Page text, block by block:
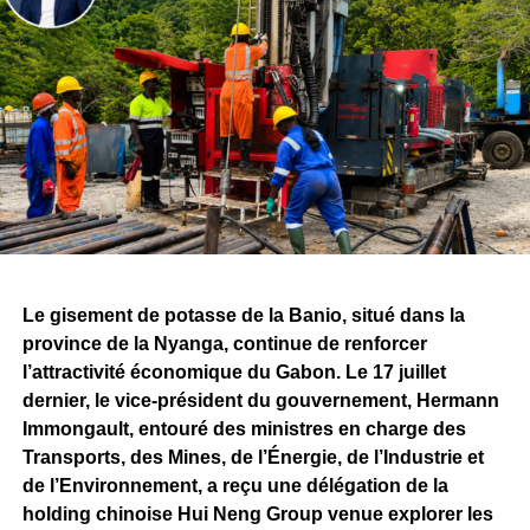
en avant par l’entreprise. Plus de700 Gabonaises et
Gabonais sont aujourd’hui directement impliqués
dans le projet, témoignant de la volonté affichée
d’associer les compétences nationales au
développement de Belinga.
Ces réalisations s’inscrivent dans la continuité de la
convention minière signée entre l’État gabonais et
Fortescue, qui prévoit, à terme, des investissements de
milliers d’emplois directs et indirects.
Si les attentes demeurent importantes autour du
lancement effectif de l’exploitation minière, le bilan
présenté par Fortescue rappelle qu’avant de devenir une
mine, Belinga se construit progressivement. Les
investissements consentis, les infrastructures déployées
et les travaux techniques engagés constituent autant
Le gisement de potasse de la Banio, situé dans la
province de la Nyanga, continue de renforcer
l’attractivité économique du Gabon. Le 17 juillet
dernier, le vice-président du gouvernement, Hermann
Immongault, entouré des ministres en charge des
Transports, des Mines, de l’Énergie, de l’Industrie et
de l’Environnement, a reçu une délégation de la
holding chinoise Hui Neng Group venue explorer les